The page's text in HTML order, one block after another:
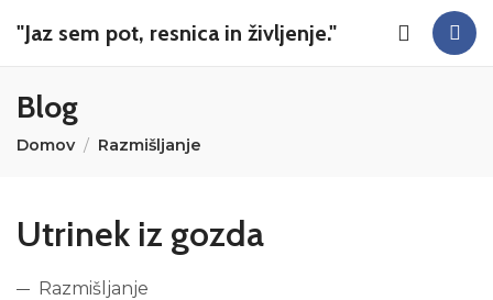
"Jaz sem pot, resnica in življenje."
Blog
Domov Razmišljanje
Utrinek iz gozda
Razmišljanje